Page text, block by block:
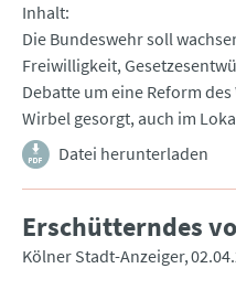
Inhalt
Die Bundeswehr soll
Freiwilligkeit,
Debatte um eine Reform
Wirbel gesorgt, auch im
Datei herunterladen
Erschütterndes
Kölner Stadt-Anzeiger